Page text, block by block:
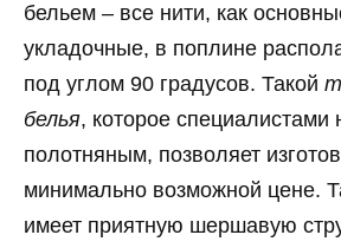
бельем – все нити, как
укладочные, в поплине
под углом 90 градусов. Такой
белья, которое специалистами
полотняным, позволяет
минимально возможной цене.
имеет приятную шершавую